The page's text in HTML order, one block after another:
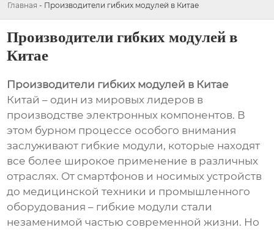
Главная - Производители гибких модулей в Китае
Производители гибких модулей в
Китае
Производители гибких модулей в Китае
Китай – один из мировых лидеров в
производстве электронных компонентов. В
этом бурном процессе особого внимания
заслуживают гибкие модули, которые находят
все более широкое применение в различных
отраслях. От смартфонов и носимых устройств
до медицинской техники и промышленного
оборудования – гибкие модули стали
незаменимой частью современной жизни. Но